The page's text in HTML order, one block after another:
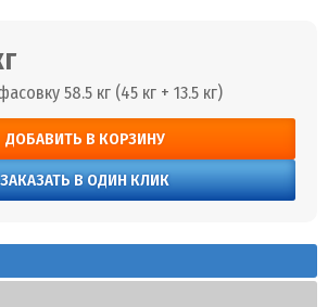
58.5 кг (45 кг + 13.5 кг)
ДОБАВИТЬ В КОРЗИНУ
ЗАКАЗАТЬ В ОДИН КЛИК